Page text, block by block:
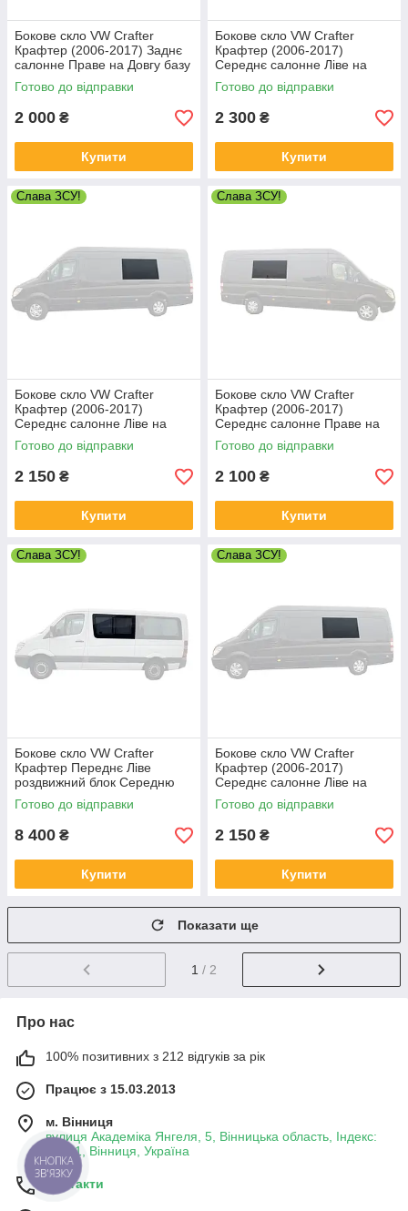
Бокове скло VW Crafter
Крафтер (2006-2017) Заднє
салонне Праве на Довгу базу
Готово до відправки
2 000 ₴
Купити
Бокове скло VW Crafter
Крафтер (2006-2017)
Середнє салонне Ліве на
Довгу базу
Готово до відправки
2 300 ₴
Купити
Слава ЗСУ!
Бокове скло VW Crafter
Крафтер (2006-2017)
Середнє салонне Ліве на
Довгу базу
Готово до відправки
2 150 ₴
Купити
Слава ЗСУ!
Бокове скло VW Crafter
Крафтер (2006-2017)
Середнє салонне Праве на
Довгу базу
Готово до відправки
2 100 ₴
Купити
Слава ЗСУ!
Бокове скло VW Crafter
Крафтер Переднє Ліве
роздвижний блок Середню
Довгу
Готово до відправки
8 400 ₴
Купити
Слава ЗСУ!
Бокове скло VW Crafter
Крафтер (2006-2017)
Середнє салонне Ліве на
Довгу базу
Готово до відправки
2 150 ₴
Купити
Показати ще
1 / 2
Про нас
100% позитивних з 212 відгуків за рік
Працює з 15.03.2013
м. Вінниця
вулиця Академіка Янгеля, 5, Вінницька область, Індекс:
21001, Вінниця, Україна
Контакти
КНОПКА
ЗВ'ЯЗКУ